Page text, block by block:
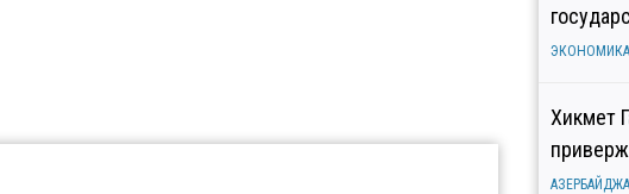
ЭКОНОМИКА
Хикмет